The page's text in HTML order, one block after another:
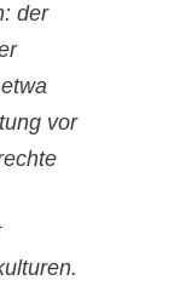
der
vor